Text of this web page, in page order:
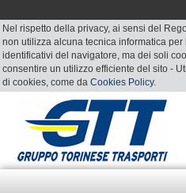
Nel rispetto della privacy, ai sensi del
non utilizza alcuna tecnica informatica
identificativi del navigatore, ma dei soli
consentire un utilizzo efficiente del sito -
di cookies, come da Cookies Policy.